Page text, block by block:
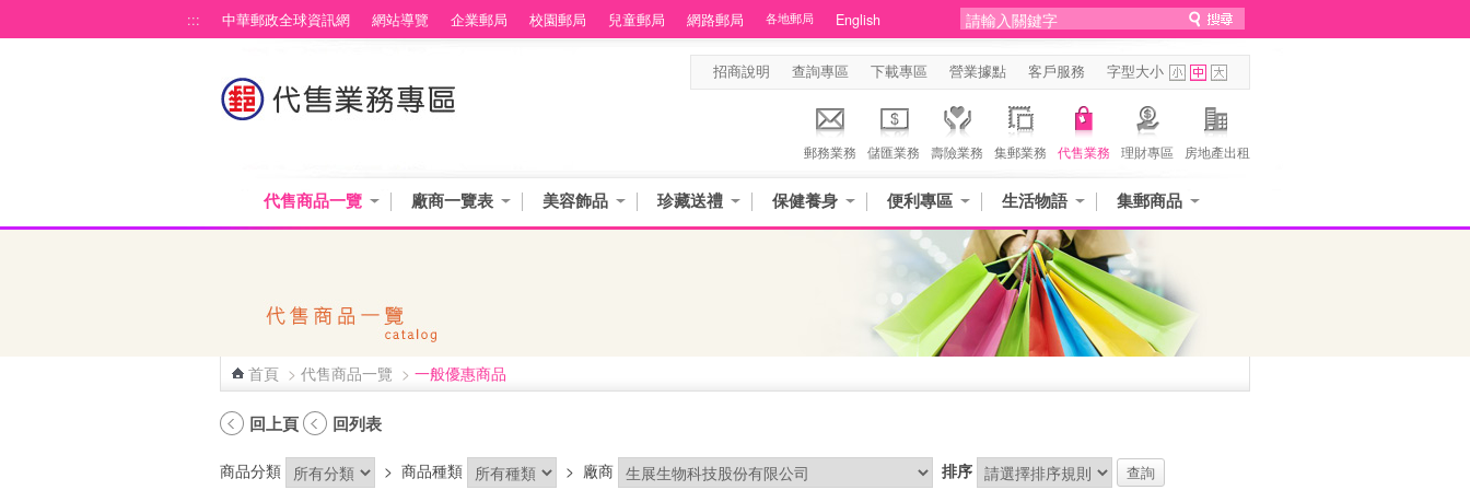
::: 中華郵政全球資訊網 網站導覽 企業郵局 校園郵局 兒童郵局 網路郵局 各地郵局 English
招商說明 查詢專區 下載專區 營業據點 客戶服務 字型大小
郵務業務 儲匯業務 壽險業務 集郵業務 代售業務 理財專區 房地產出租
代售商品一覽 廠商一覽表 美容飾品 珍藏送禮 保健養身 便利專區 生活物語 集郵商品
首頁 > 代售商品一覽 > 一般優惠商品
回上頁 回列表
商品分類 > 商品種類 > 廠商 排序